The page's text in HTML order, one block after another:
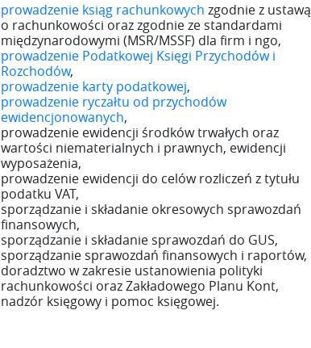
prowadzenie ksiąg rachunkowych zgodnie z ustawą
o rachunkowości oraz zgodnie ze standardami
międzynarodowymi (MSR/MSSF) dla firm i ngo,
prowadzenie Podatkowej Księgi Przychodów i
Rozchodów,
prowadzenie karty podatkowej,
prowadzenie ryczałtu od przychodów
ewidencjonowanych,
prowadzenie ewidencji środków trwałych oraz
wartości niematerialnych i prawnych, ewidencji
wyposażenia,
prowadzenie ewidencji do celów rozliczeń z tytułu
podatku VAT,
sporządzanie i składanie okresowych sprawozdań
finansowych,
sporządzanie i składanie sprawozdań do GUS,
sporządzanie sprawozdań finansowych i raportów,
doradztwo w zakresie ustanowienia polityki
rachunkowości oraz Zakładowego Planu Kont,
nadzór księgowy i pomoc księgowej.